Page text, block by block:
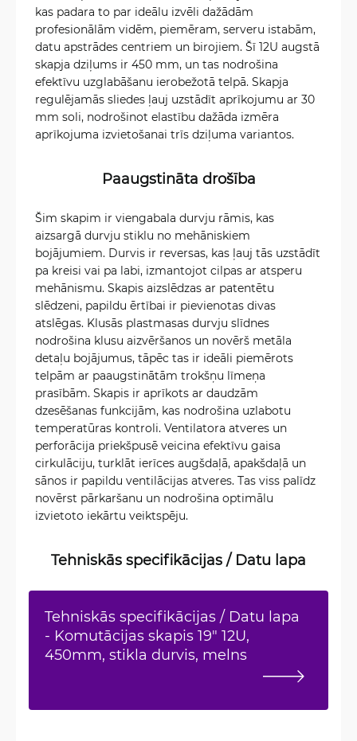
kas padara to par ideālu izvēli dažādām
profesionālām vidēm, piemēram, serveru istabām,
datu apstrādes centriem un birojiem. Šī 12U augstā
skapja dziļums ir 450 mm, un tas nodrošina
efektīvu uzglabāšanu ierobežotā telpā. Skapja
regulējamās sliedes ļauj uzstādīt aprīkojumu ar 30
mm soli, nodrošinot elastību dažāda izmēra
aprīkojuma izvietošanai trīs dziļuma variantos.
Paaugstināta drošība
Šim skapim ir viengabala durvju rāmis, kas
aizsargā durvju stiklu no mehāniskiem
bojājumiem. Durvis ir reversas, kas ļauj tās uzstādīt
pa kreisi vai pa labi, izmantojot cilpas ar atsperu
mehānismu. Skapis aizslēdzas ar patentētu
slēdzeni, papildu ērtībai ir pievienotas divas
atslēgas. Klusās plastmasas durvju slīdnes
nodrošina klusu aizvēršanos un novērš metāla
detaļu bojājumus, tāpēc tas ir ideāli piemērots
telpām ar paaugstinātām trokšņu līmeņa
prasībām. Skapis ir aprīkots ar daudzām
dzesēšanas funkcijām, kas nodrošina uzlabotu
temperatūras kontroli. Ventilatora atveres un
perforācija priekšpusē veicina efektīvu gaisa
cirkulāciju, turklāt ierīces augšdaļā, apakšdaļā un
sānos ir papildu ventilācijas atveres. Tas viss palīdz
novērst pārkaršanu un nodrošina optimālu
izvietoto iekārtu veiktspēju.
Tehniskās specifikācijas / Datu lapa
Tehniskās specifikācijas / Datu lapa
- Komutācijas skapis 19" 12U,
450mm, stikla durvis, melns